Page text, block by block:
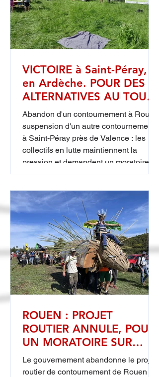
VICTOIRE à Saint-Péray,
en Ardèche. POUR DES
ALTERNATIVES AU TOUT-
ROUTIER
Abandon d'un contournement à Rouen,
suspension d'un autre contournement
à Saint-Péray près de Valence : les
collectifs en lutte maintiennent la
pression et demandent un moratoire
sur les projets routiers, petits ou grands
Saint-Péray explique "Le tribunal
administratif de Lyon dans sa décision
du 9 juillet 2026 suspend la déviation
de Saint-Péray. Le préfet de l'Ardèche
est enjoint par le tribunal de mettre en
demeure la Communauté des C
ROUEN : PROJET
ROUTIER ANNULE, POUR
UN MORATOIRE SUR
TOUS LES PROJETS
ROUTIERS
Le gouvernement abandonne le projet
routier de contournement de Rouen le